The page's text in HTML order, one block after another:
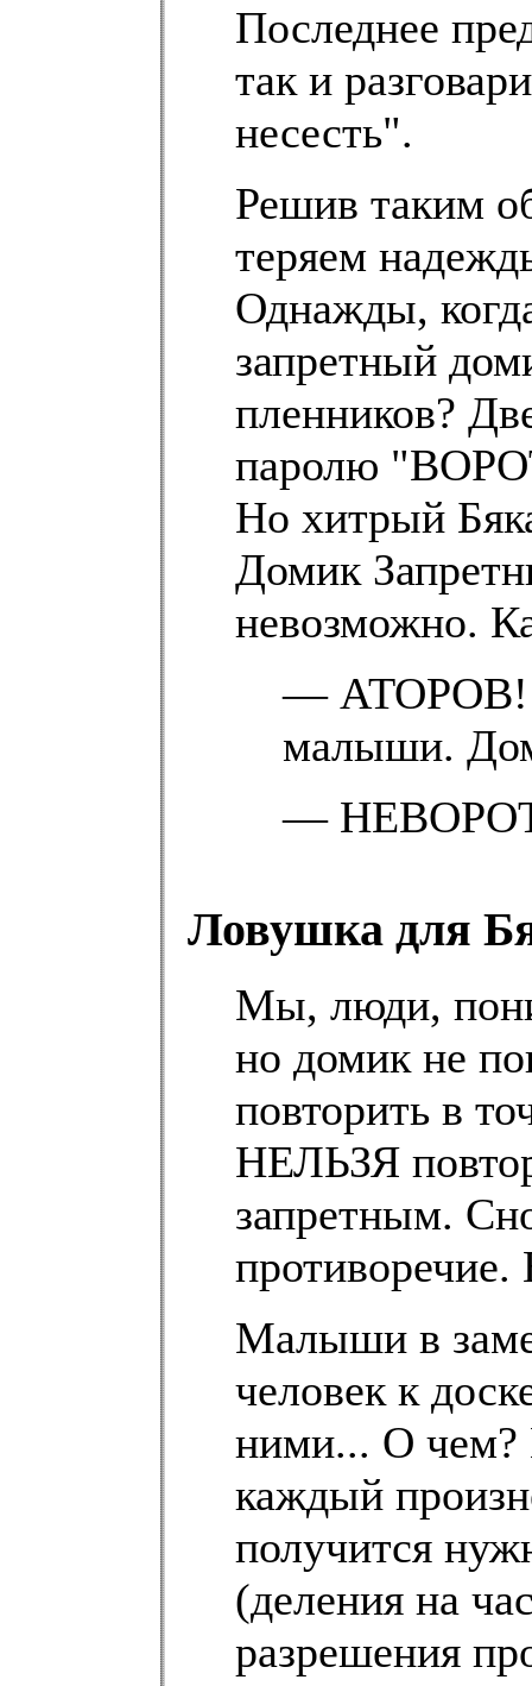
Последнее
так и
несесть".
Решив таким
теряем
Однажды,
запретный
пленников?
паролю
Но хитрый
Домик
невозможно.
— АТОРОВ!
малыши.
—
Ловушка для
Мы, люди,
но домик не
повторить в
НЕЛЬЗЯ
запретным.
противоречие.
Малыши в
человек к
ними... О чем?
каждый
получится
(деления на
разрешения